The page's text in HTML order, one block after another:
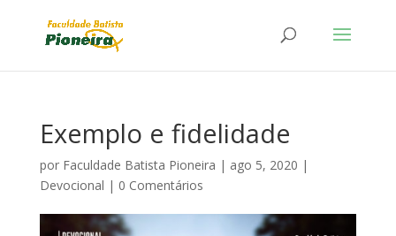
Exemplo e fidelidade
por Faculdade Batista Pioneira | ago 5, 2020 |
Devocional | 0 Comentários